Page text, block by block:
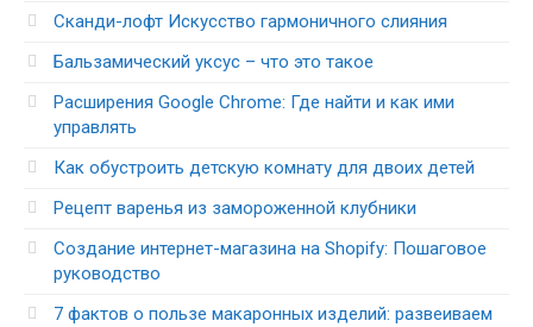
Сканди-лофт Искусство гармоничного слияния
Бальзамический уксус – что это такое
Расширения Google Chrome: Где найти и как ими
управлять
Как обустроить детскую комнату для двоих детей
Рецепт варенья из замороженной клубники
Создание интернет-магазина на Shopify: Пошаговое
руководство
7 фактов о пользе макаронных изделий: развеиваем